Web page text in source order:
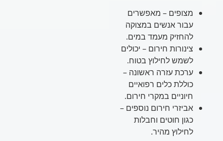
מצופים – מאפשרים
עבור אנשים במצוקה
להחזיק מעמד במים.
צינורות חירום – יכולים
לשמש לחילוץ בטוח.
ערכת עזרה ראשונה –
כוללת כלים רפואיים
חיוניים במקרי חירום.
אביזרי חירום נוספים –
כגון חוטים וחבלות
לחילוץ מהיר.